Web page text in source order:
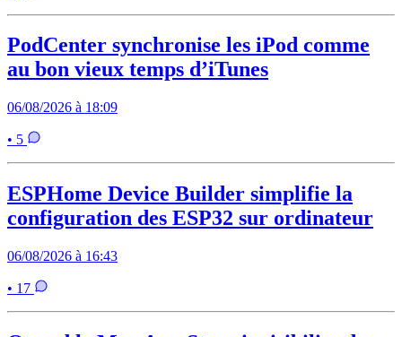
PodCenter synchronise les iPod comme
au bon vieux temps d’iTunes
06/08/2026 à 18:09
• 5
ESPHome Device Builder simplifie la
configuration des ESP32 sur ordinateur
06/08/2026 à 16:43
• 17